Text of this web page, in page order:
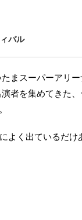
バル
まスーパーアリ
者を集めてきた
よく出ているだ